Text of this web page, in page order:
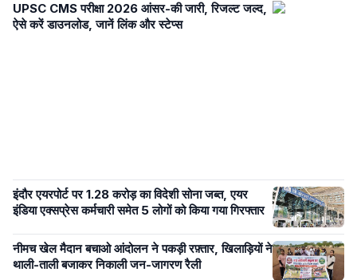
UPSC CMS परीक्षा 2026 आंसर-की जारी, रिजल्ट जल्द,
ऐसे करें डाउनलोड, जानें लिंक और स्टेप्स
इंदौर एयरपोर्ट पर 1.28 करोड़ का विदेशी सोना जब्त, एयर
इंडिया एक्सप्रेस कर्मचारी समेत 5 लोगों को किया गया गिरफ्तार
नीमच खेल मैदान बचाओ आंदोलन ने पकड़ी रफ़्तार, खिलाड़ियों ने
थाली-ताली बजाकर निकाली जन-जागरण रैली